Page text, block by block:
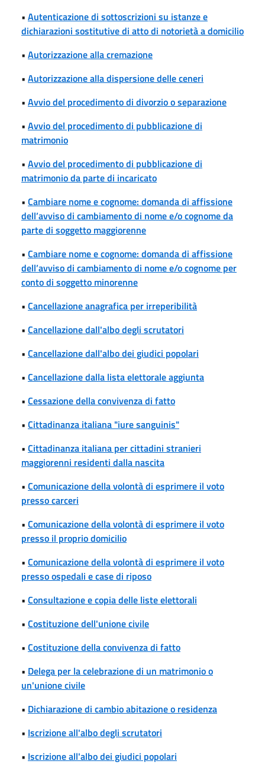
• Autenticazione di sottoscrizioni su istanze e
dichiarazioni sostitutive di atto di notorietà a domicilio
• Autorizzazione alla cremazione
• Autorizzazione alla dispersione delle ceneri
• Avvio del procedimento di divorzio o separazione
• Avvio del procedimento di pubblicazione di
matrimonio
• Avvio del procedimento di pubblicazione di
matrimonio da parte di incaricato
• Cambiare nome e cognome: domanda di affissione
dell’avviso di cambiamento di nome e/o cognome da
parte di soggetto maggiorenne
• Cambiare nome e cognome: domanda di affissione
dell’avviso di cambiamento di nome e/o cognome per
conto di soggetto minorenne
• Cancellazione anagrafica per irreperibilità
• Cancellazione dall'albo degli scrutatori
• Cancellazione dall'albo dei giudici popolari
• Cancellazione dalla lista elettorale aggiunta
• Cessazione della convivenza di fatto
• Cittadinanza italiana "iure sanguinis"
• Cittadinanza italiana per cittadini stranieri
maggiorenni residenti dalla nascita
• Comunicazione della volontà di esprimere il voto
presso carceri
• Comunicazione della volontà di esprimere il voto
presso il proprio domicilio
• Comunicazione della volontà di esprimere il voto
presso ospedali e case di riposo
• Consultazione e copia delle liste elettorali
• Costituzione dell'unione civile
• Costituzione della convivenza di fatto
• Delega per la celebrazione di un matrimonio o
un'unione civile
• Dichiarazione di cambio abitazione o residenza
• Iscrizione all'albo degli scrutatori
• Iscrizione all'albo dei giudici popolari